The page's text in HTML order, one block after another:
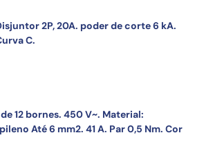
2P, 20A. poder de corte 6 kA.
C.
de 12 bornes. 450 V~. Material:
Até 6 mm2. 41 A. Par 0,5 Nm. Cor